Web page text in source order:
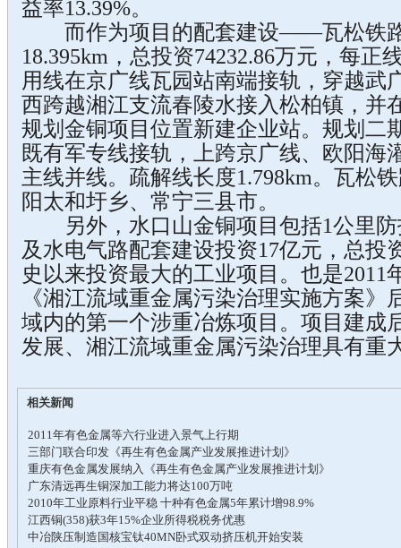
益率13.39%。
而作为项目的配套建设——瓦松铁
18.395km，总投资74232.86万元，每正
用线在京广线瓦园站南端接轨，穿越武
西跨越湘江支流春陵水接入松柏镇，并
规划金铜项目位置新建企业站。规划二
既有军专线接轨，上跨京广线、欧阳海
主线并线。疏解线长度1.798km。瓦松
阳太和圩乡、常宁三县市。
另外，水口山金铜项目包括1公里防
及水电气路配套建设投资17亿元，总投
史以来投资最大的工业项目。也是2011
《湘江流域重金属污染治理实施方案》
域内的第一个涉重冶炼项目。项目建成
发展、湘江流域重金属污染治理具有重
相关新闻